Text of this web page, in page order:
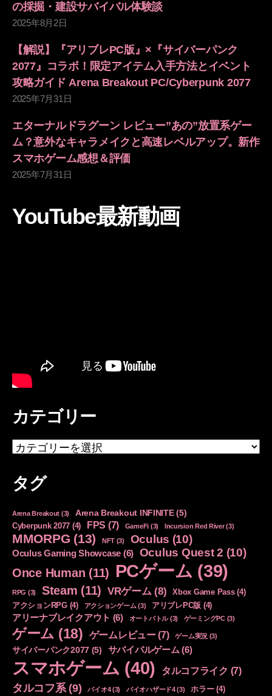
の採掘・建設サバイバル体験談
2025年8月2日
【解説】『アリブレPC版』×『サイバーパンク
2077』コラボ！限定アイテム入手方法とイベント
攻略ガイド Arena Breakout PC/Cyberpunk 2077
2025年7月31日
エターナルドラグーン レビュー”あの”放置系ゲー
ム？意外なキャラメイクと高速レベルアップ。新作
スマホゲーム感想＆評価
2025年7月31日
YouTube最新動画
カテゴリー
カ
テ
リ
タグ
Arena Breakout (3) Arena Breakout INFINITE(5)
Cyberpunk 2077 (4) FPS (7) GameFi (3) Incursion Red River(3)
MMORPG (13) NFT(3) Oculus (10)
Oculus Gaming Showcase (6) Oculus Quest 2 (10)
Once Human (11) PCゲーム (39)
RPG (3) Steam (11) VRゲーム (8) Xbox Game Pass(4)
アクションRPG(4) アクションゲーム (3) アリブレPC版 (4)
アリーナブレイクアウト (6) オートバトル(3) ゲーミングPC(3)
ゲーム (18) ゲームレビュー(7) ゲーム実況 (3)
サイバーパンク2077 (5) サバイバルゲーム (6)
スマホゲーム (40) タルコフライク (7)
タルコフ系(9) バイオ4(3) バイオハザード4(3) ホラー(4)